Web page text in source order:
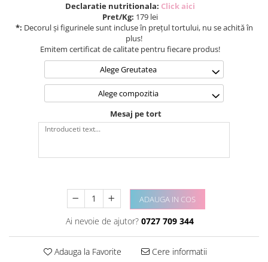
Declaratie nutritionala: Click aici
Pret/Kg: 179 lei
*: Decorul și figurinele sunt incluse în prețul tortului, nu se achită în
plus!
Emitem certificat de calitate pentru fiecare produs!
Alege Greutatea
Alege compozitia
Mesaj pe tort
ADAUGA IN COS
Ai nevoie de ajutor? 0727 709 344
Adauga la Favorite Cere informatii